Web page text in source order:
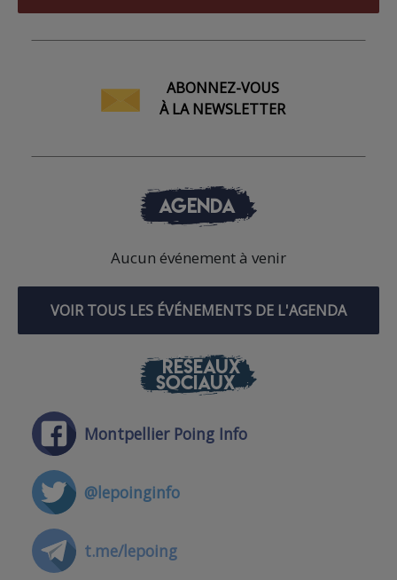
ABONNEZ-VOUS
À LA NEWSLETTER
AGENDA
Aucun événement à venir
VOIR TOUS LES ÉVÉNEMENTS DE L'AGENDA
RÉSEAUX
SOCIAUX
Montpellier Poing Info
@lepoinginfo
t.me/lepoing